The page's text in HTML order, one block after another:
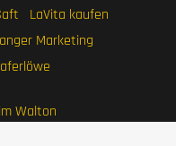
LaVita kaufen
Marketing
Walton